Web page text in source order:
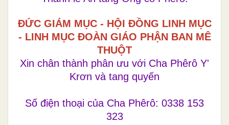
ĐỨC GIÁM MỤC - HỘI ĐỒNG LINH MỤC
- LINH MỤC ĐOÀN GIÁO PHẬN BAN MÊ
THUỘT
Xin chân thành phân ưu với Cha Phêrô Y'
Krơn và tang quyến
Số điện thoại của Cha Phêrô: 0338 153
323